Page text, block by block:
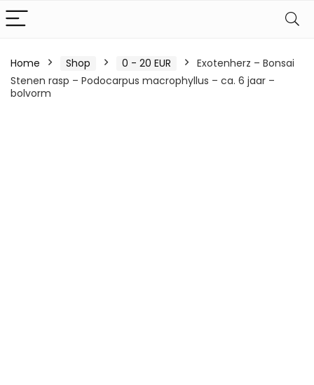
Home Shop 0 - 20 EUR
Exotenherz – Bonsai
Stenen rasp – Podocarpus macrophyllus – ca. 6 jaar –
bolvorm